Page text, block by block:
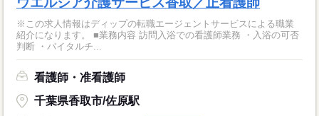
※この求人情報はディップの転職エージェントサービスによる職業
紹介になります。 ■業務内容 訪問入浴での看護師業務 ・入浴の可否
判断 ・バイタルチ...
看護師・准看護師
千葉県香取市/佐原駅